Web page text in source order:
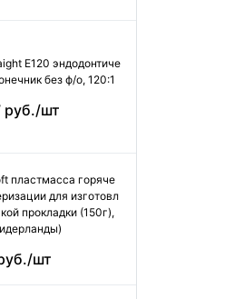
E120 эндодонтиче
без ф/о, 120:1
руб./шт
пластмасса горяче
для изготовл
прокладки (150г),
шт